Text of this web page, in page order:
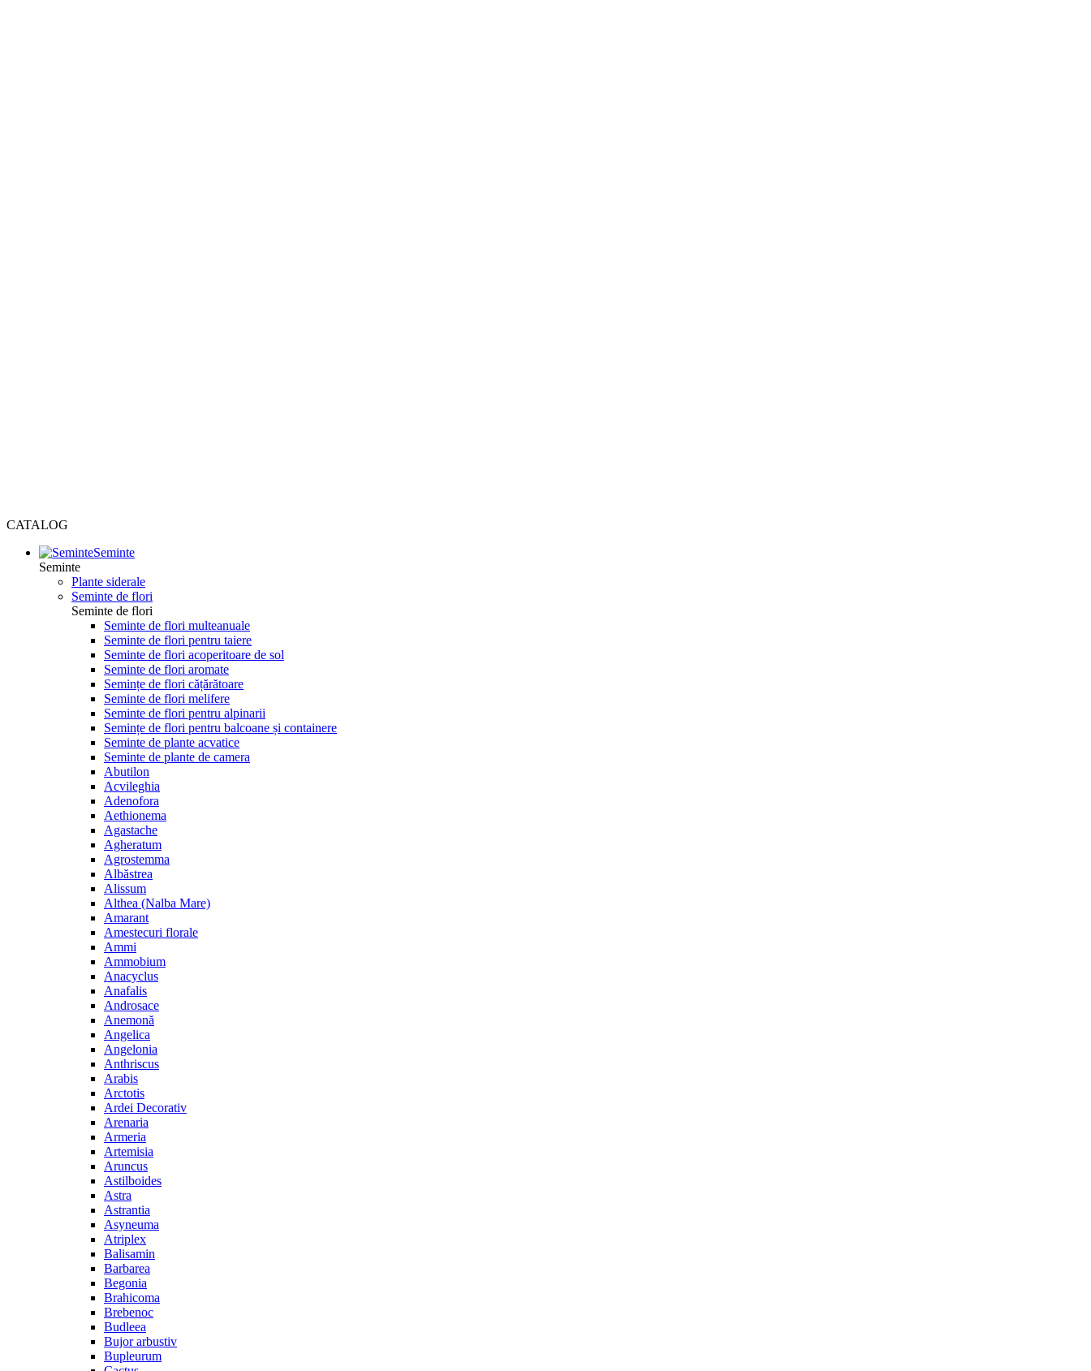
CATALOG
Seminte
Seminte
Plante siderale
Seminte de flori
Seminte de flori
Seminte de flori multeanuale
Seminte de flori pentru taiere
Seminte de flori acoperitoare de sol
Seminte de flori aromate
Semințe de flori cățărătoare
Seminte de flori melifere
Seminte de flori pentru alpinarii
Semințe de flori pentru balcoane și containere
Seminte de plante acvatice
Seminte de plante de camera
Abutilon
Acvileghia
Adenofora
Aethionema
Agastache
Agheratum
Agrostemma
Albăstrea
Alissum
Althea (Nalba Mare)
Amarant
Amestecuri florale
Ammi
Ammobium
Anacyclus
Anafalis
Androsace
Anemonă
Angelica
Angelonia
Anthriscus
Arabis
Arctotis
Ardei Decorativ
Arenaria
Armeria
Artemisia
Aruncus
Astilboides
Astra
Astrantia
Asyneuma
Atriplex
Balisamin
Barbarea
Begonia
Brahicoma
Brebenoc
Budleea
Bujor arbustiv
Bupleurum